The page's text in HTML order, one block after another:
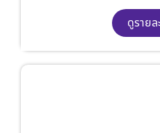
ดูรายล